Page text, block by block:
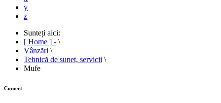
y
z
Sunteți aici:
[ Home ] - \
Vânzări \
Tehnică de sunet, servicii \
Mufe
Comert